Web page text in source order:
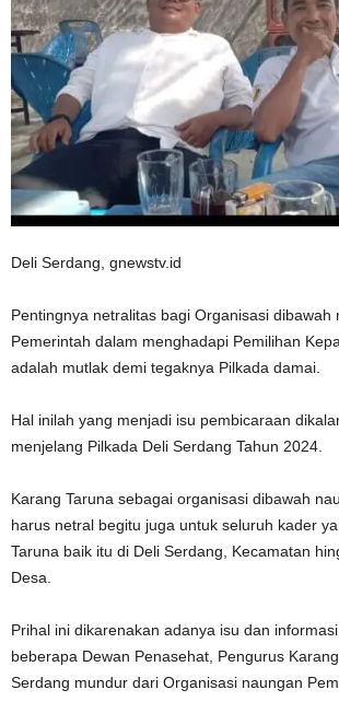
Deli Serdang, gnewstv.id
Pentingnya netralitas bagi Organisasi dibawah
Pemerintah dalam menghadapi Pemilihan
adalah mutlak demi tegaknya Pilkada damai.
Hal inilah yang menjadi isu pembicaraan
menjelang Pilkada Deli Serdang Tahun 2024.
Karang Taruna sebagai organisasi dibawah
harus netral begitu juga untuk seluruh kader
Taruna baik itu di Deli Serdang, Kecamatan
Desa.
Prihal ini dikarenakan adanya isu dan
beberapa Dewan Penasehat, Pengurus
Serdang mundur dari Organisasi naungan